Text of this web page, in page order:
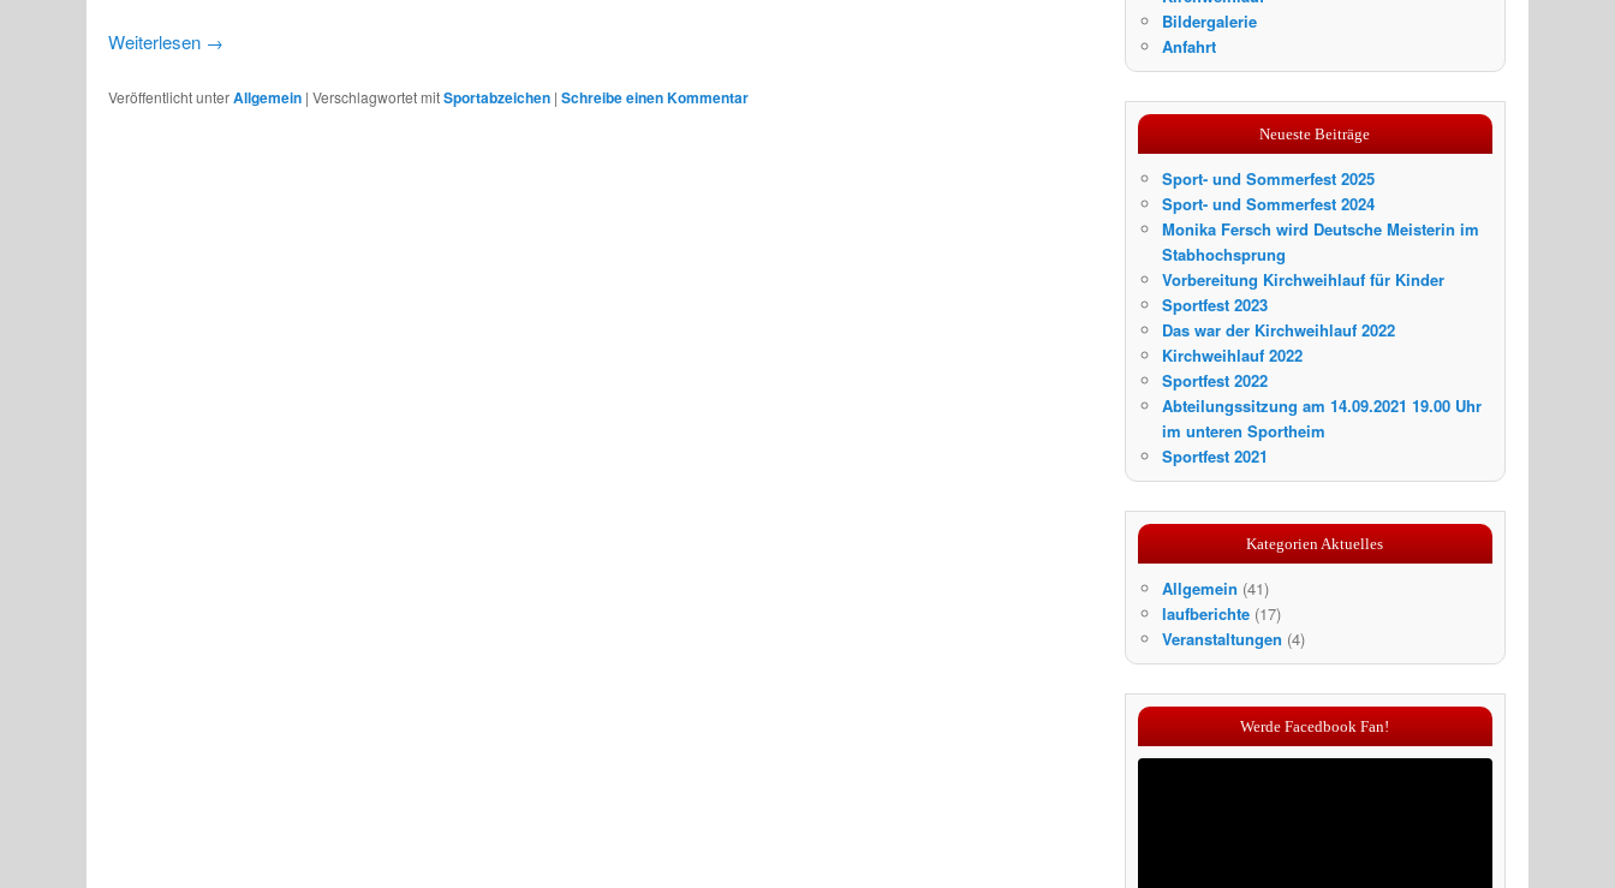
Weiterlesen →
Veröffentlicht unterAllgemein | Verschlagwortet mitSportabzeichen | Schreibe einen Kommentar
Bildergalerie
Anfahrt
Neueste Beiträge
Sport- und Sommerfest 2025
Sport- und Sommerfest 2024
Monika Fersch wird Deutsche Meisterin im
Stabhochsprung
Vorbereitung Kirchweihlauf für Kinder
Sportfest 2023
Das war der Kirchweihlauf 2022
Kirchweihlauf 2022
Sportfest 2022
Abteilungssitzung am 14.09.2021 19.00 Uhr
im unteren Sportheim
Sportfest 2021
Kategorien Aktuelles
Allgemein (41)
laufberichte (17)
Veranstaltungen (4)
Werde Facedbook Fan!